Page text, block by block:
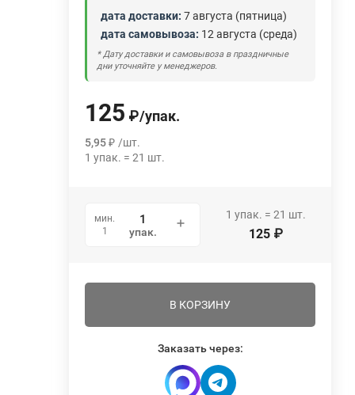
дата доставки: 7 августа (пятница)
дата самовывоза: 12 августа (среда)
* Дату доставки и самовывоза в праздничные
дни уточняйте у менеджеров.
125 ₽/упак.
5,95 ₽ /шт.
1 упак. =21 шт.
мин.
1
упак.
1 упак. =21 шт.
125 ₽
В КОРЗИНУ
Заказать через: